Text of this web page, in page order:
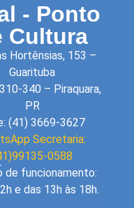
- Ponto
Cultura
Hortênsias, 153 –
Guarituba
340 – Piraquara,
PR
(41) 3669-3627
Secretaria:
0588
de funcionamento:
e das 13h às 18h.